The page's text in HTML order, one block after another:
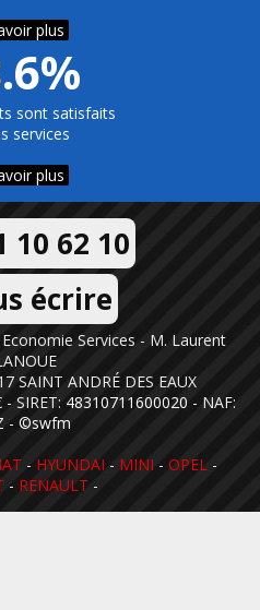
plus
sont satisfaits
services
plus
62 10
écrire
Services - M. Laurent
SAINT ANDRÉ DES EAUX
SIRET: 48310711600020 - NAF:
- ©swfm
- HYUNDAI - MINI - OPEL -
- RENAULT -